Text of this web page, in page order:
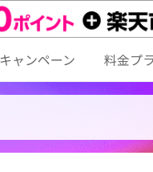
キャンペーン 料金プ